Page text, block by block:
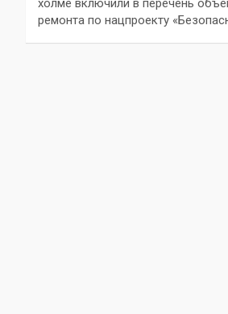
холме включили в перечень
ремонта по нацпроекту